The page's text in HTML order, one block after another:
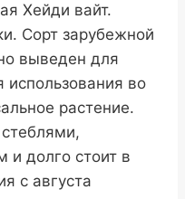
Хейди вайт.
Сорт зарубежной
выведен для
использования во
растение.
и долго стоит в
с августа